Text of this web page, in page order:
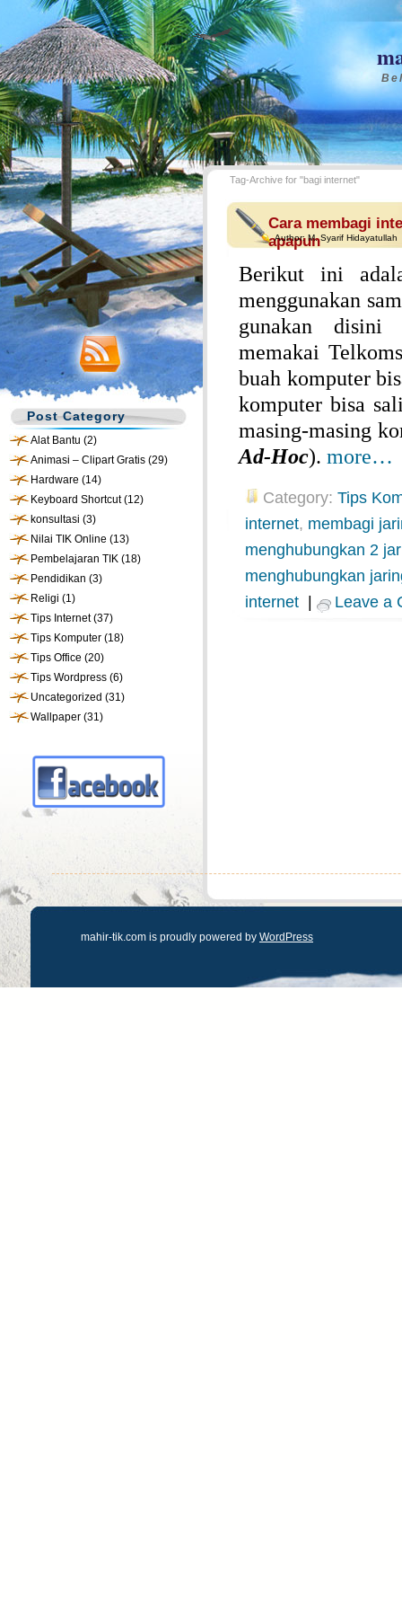
Post Category
Alat Bantu (2)
Animasi – Clipart Gratis (29)
Hardware (14)
Keyboard Shortcut(12)
konsultasi (3)
Nilai TIK Online (13)
Pembelajaran TIK (18)
Pendidikan (3)
Religi (1)
Tips Internet(37)
Tips Komputer (18)
Tips Office (20)
Tips Wordpress (6)
Uncategorized (31)
Wallpaper (31)
Tag-Archive for "bagi internet"
Cara membagi
apapun
Author:M. Syarif Hidayatullah
Berikut ini
menggunakan
gunakan disini
memakai
buah komputer
komputer bisa
masing-masing
Ad-Hoc). more…
Category: Tips
internet, membagi
menghubungkan 2
menghubungkan
internet
Leave a
mahir-tik.com is proudly powered by WordPress